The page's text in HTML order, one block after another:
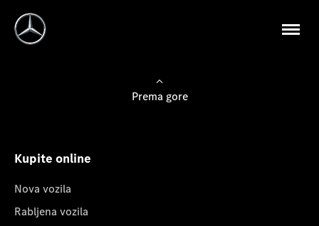
Prema gore
Kupite online
Nova vozila
Rabljena vozila